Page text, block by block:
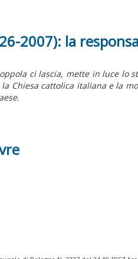
2007): la
ci lascia, mette in luce lo
Chiesa cattolica italiana e la